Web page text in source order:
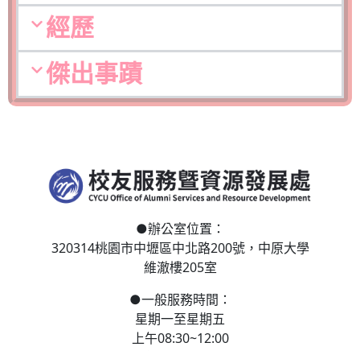
經歷
傑出事蹟
●辦公室位置：
320314桃園市中壢區中北路200號， 中原大學
維澈樓205室
●一般服務時間：
星期一至星期五
上午08:30~12:00